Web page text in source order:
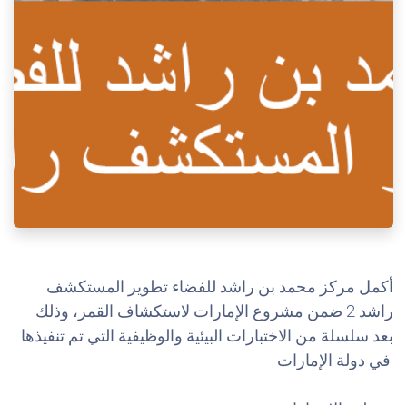
أكمل مركز محمد بن راشد للفضاء تطوير المستكشف
راشد 2 ضمن مشروع الإمارات لاستكشاف القمر، وذلك
بعد سلسلة من الاختبارات البيئية والوظيفية التي تم تنفيذها